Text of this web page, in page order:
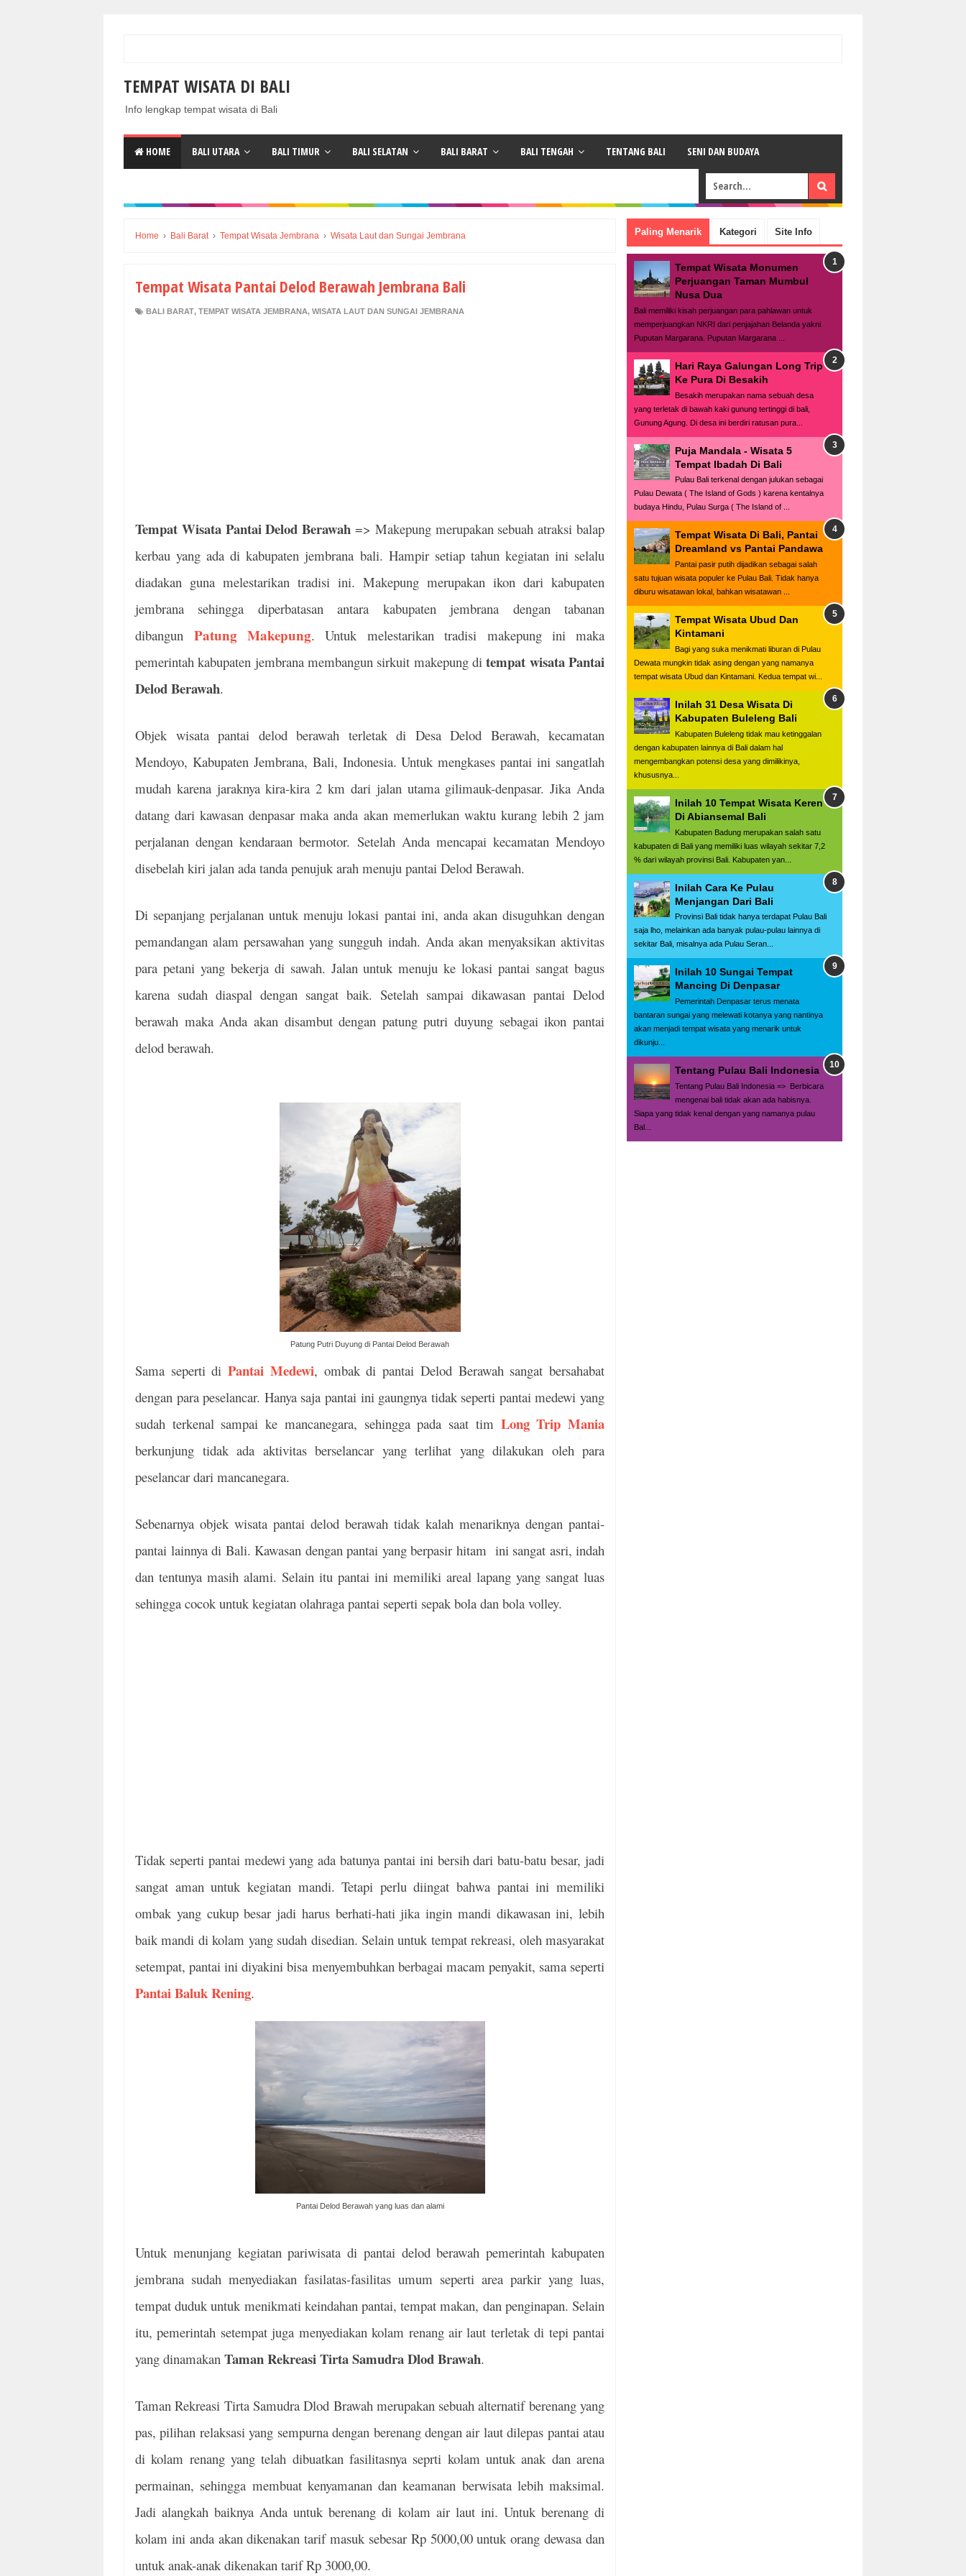
TEMPAT WISATA DI BALI
Info lengkap tempat wisata di Bali
HOME BALI UTARA BALI TIMUR BALI SELATAN BALI BARAT BALI TENGAH TENTANG BALI SENI DAN BUDAYA
Home › Bali Barat › Tempat Wisata Jembrana › Wisata Laut dan Sungai Jembrana
Tempat Wisata Pantai Delod Berawah Jembrana Bali
BALI BARAT, TEMPAT WISATA JEMBRANA, WISATA LAUT DAN SUNGAI JEMBRANA
Tempat Wisata Pantai Delod Berawah => Makepung merupakan sebuah atraksi balap
kerbau yang ada di kabupaten jembrana bali. Hampir setiap tahun kegiatan ini selalu
diadakan guna melestarikan tradisi ini. Makepung merupakan ikon dari kabupaten
jembrana sehingga diperbatasan antara kabupaten jembrana dengan tabanan
dibangunPatung Makepung. Untuk melestarikan tradisi makepung ini maka
pemerintah kabupaten jembrana membangun sirkuit makepung ditempat wisata Pantai
Delod Berawah.
Objek wisata pantai delod berawah terletak di Desa Delod Berawah, kecamatan
Mendoyo, Kabupaten Jembrana, Bali, Indonesia. Untuk mengkases pantai ini sangatlah
mudah karena jaraknya kira-kira 2 km dari jalan utama gilimauk-denpasar. Jika Anda
datang dari kawasan denpasar maka anda akan memerlukan waktu kurang lebih 2 jam
perjalanan dengan kendaraan bermotor. Setelah Anda mencapai kecamatan Mendoyo
disebelah kiri jalan ada tanda penujuk arah menuju pantai Delod Berawah.
Di sepanjang perjalanan untuk menuju lokasi pantai ini, anda akan disuguhkan dengan
pemandangan alam persawahan yang sungguh indah. Anda akan menyaksikan aktivitas
para petani yang bekerja di sawah. Jalan untuk menuju ke lokasi pantai sangat bagus
karena sudah diaspal dengan sangat baik. Setelah sampai dikawasan pantai Delod
berawah maka Anda akan disambut dengan patung putri duyung sebagai ikon pantai
delod berawah.
Patung Putri Duyung di Pantai Delod Berawah
Sama seperti diPantai Medewi, ombak di pantai Delod Berawah sangat bersahabat
dengan para peselancar. Hanya saja pantai ini gaungnya tidak seperti pantai medewi yang
sudah terkenal sampai ke mancanegara, sehingga pada saat tim Long Trip Mania
berkunjung tidak ada aktivitas berselancar yang terlihat yang dilakukan oleh para
peselancar dari mancanegara.
Sebenarnya objek wisata pantai delod berawah tidak kalah menariknya dengan pantai-
pantai lainnya di Bali. Kawasan dengan pantai yang berpasir hitam ini sangat asri, indah
dan tentunya masih alami. Selain itu pantai ini memiliki areal lapang yang sangat luas
sehingga cocok untuk kegiatan olahraga pantai seperti sepak bola dan bola volley.
Tidak seperti pantai medewi yang ada batunya pantai ini bersih dari batu-batu besar, jadi
sangat aman untuk kegiatan mandi. Tetapi perlu diingat bahwa pantai ini memiliki
ombak yang cukup besar jadi harus berhati-hati jika ingin mandi dikawasan ini, lebih
baik mandi di kolam yang sudah disedian. Selain untuk tempat rekreasi, oleh masyarakat
setempat, pantai ini diyakini bisa menyembuhkan berbagai macam penyakit, sama seperti
Pantai Baluk Rening.
Pantai Delod Berawah yang luas dan alami
Untuk menunjang kegiatan pariwisata di pantai delod berawah pemerintah kabupaten
jembrana sudah menyediakan fasilatas-fasilitas umum seperti area parkir yang luas,
tempat duduk untuk menikmati keindahan pantai, tempat makan, dan penginapan. Selain
itu, pemerintah setempat juga menyediakan kolam renang air laut terletak di tepi pantai
yang dinamakan Taman Rekreasi Tirta Samudra Dlod Brawah.
Taman Rekreasi Tirta Samudra Dlod Brawah merupakan sebuah alternatif berenang yang
pas, pilihan relaksasi yang sempurna dengan berenang dengan air laut dilepas pantai atau
di kolam renang yang telah dibuatkan fasilitasnya seprti kolam untuk anak dan arena
permainan, sehingga membuat kenyamanan dan keamanan berwisata lebih maksimal.
Jadi alangkah baiknya Anda untuk berenang di kolam air laut ini. Untuk berenang di
kolam ini anda akan dikenakan tarif masuk sebesar Rp 5000,00 untuk orang dewasa dan
untuk anak-anak dikenakan tarif Rp 3000,00.
Paling Menarik Kategori Site Info
Tempat Wisata Monumen
Perjuangan Taman Mumbul
Nusa Dua
Bali memiliki kisah perjuangan para pahlawan untuk
memperjuangkan NKRI dari penjajahan Belanda yakni
Puputan Margarana. Puputan Margarana ...
Hari Raya Galungan Long Trip
Ke Pura Di Besakih
Besakih merupakan nama sebuah desa
yang terletak di bawah kaki gunung tertinggi di bali,
Gunung Agung. Di desa ini berdiri ratusan pura...
Puja Mandala - Wisata 5
Tempat Ibadah Di Bali
Pulau Bali terkenal dengan julukan sebagai
Pulau Dewata ( The Island of Gods ) karena kentalnya
budaya Hindu, Pulau Surga ( The Island of ...
Tempat Wisata Di Bali, Pantai
Dreamland vs Pantai Pandawa
Pantai pasir putih dijadikan sebagai salah
satu tujuan wisata populer ke Pulau Bali. Tidak hanya
diburu wisatawan lokal, bahkan wisatawan ...
Tempat Wisata Ubud Dan
Kintamani
Bagi yang suka menikmati liburan di Pulau
Dewata mungkin tidak asing dengan yang namanya
tempat wisata Ubud dan Kintamani. Kedua tempat wi...
Inilah 31 Desa Wisata Di
Kabupaten Buleleng Bali
Kabupaten Buleleng tidak mau ketinggalan
dengan kabupaten lainnya di Bali dalam hal
mengembangkan potensi desa yang dimilikinya,
khususnya...
Inilah 10 Tempat Wisata Keren
Di Abiansemal Bali
Kabupaten Badung merupakan salah satu
kabupaten di Bali yang memiliki luas wilayah sekitar 7,2
% dari wilayah provinsi Bali. Kabupaten yan...
Inilah Cara Ke Pulau
Menjangan Dari Bali
Provinsi Bali tidak hanya terdapat Pulau Bali
saja lho, melainkan ada banyak pulau-pulau lainnya di
sekitar Bali, misalnya ada Pulau Seran...
Inilah 10 Sungai Tempat
Mancing Di Denpasar
Pemerintah Denpasar terus menata
bantaran sungai yang melewati kotanya yang nantinya
akan menjadi tempat wisata yang menarik untuk
dikunju...
Tentang Pulau Bali Indonesia
Tentang Pulau Bali Indonesia => Berbicara
mengenai bali tidak akan ada habisnya.
Siapa yang tidak kenal dengan yang namanya pulau
Bal...